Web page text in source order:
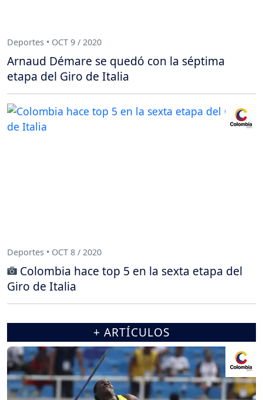
Deportes • OCT 9 / 2020
Arnaud Démare se quedó con la séptima
etapa del Giro de Italia
Deportes • OCT 8 / 2020
Colombia hace top 5 en la sexta etapa del
Giro de Italia
+ ARTÍCULOS